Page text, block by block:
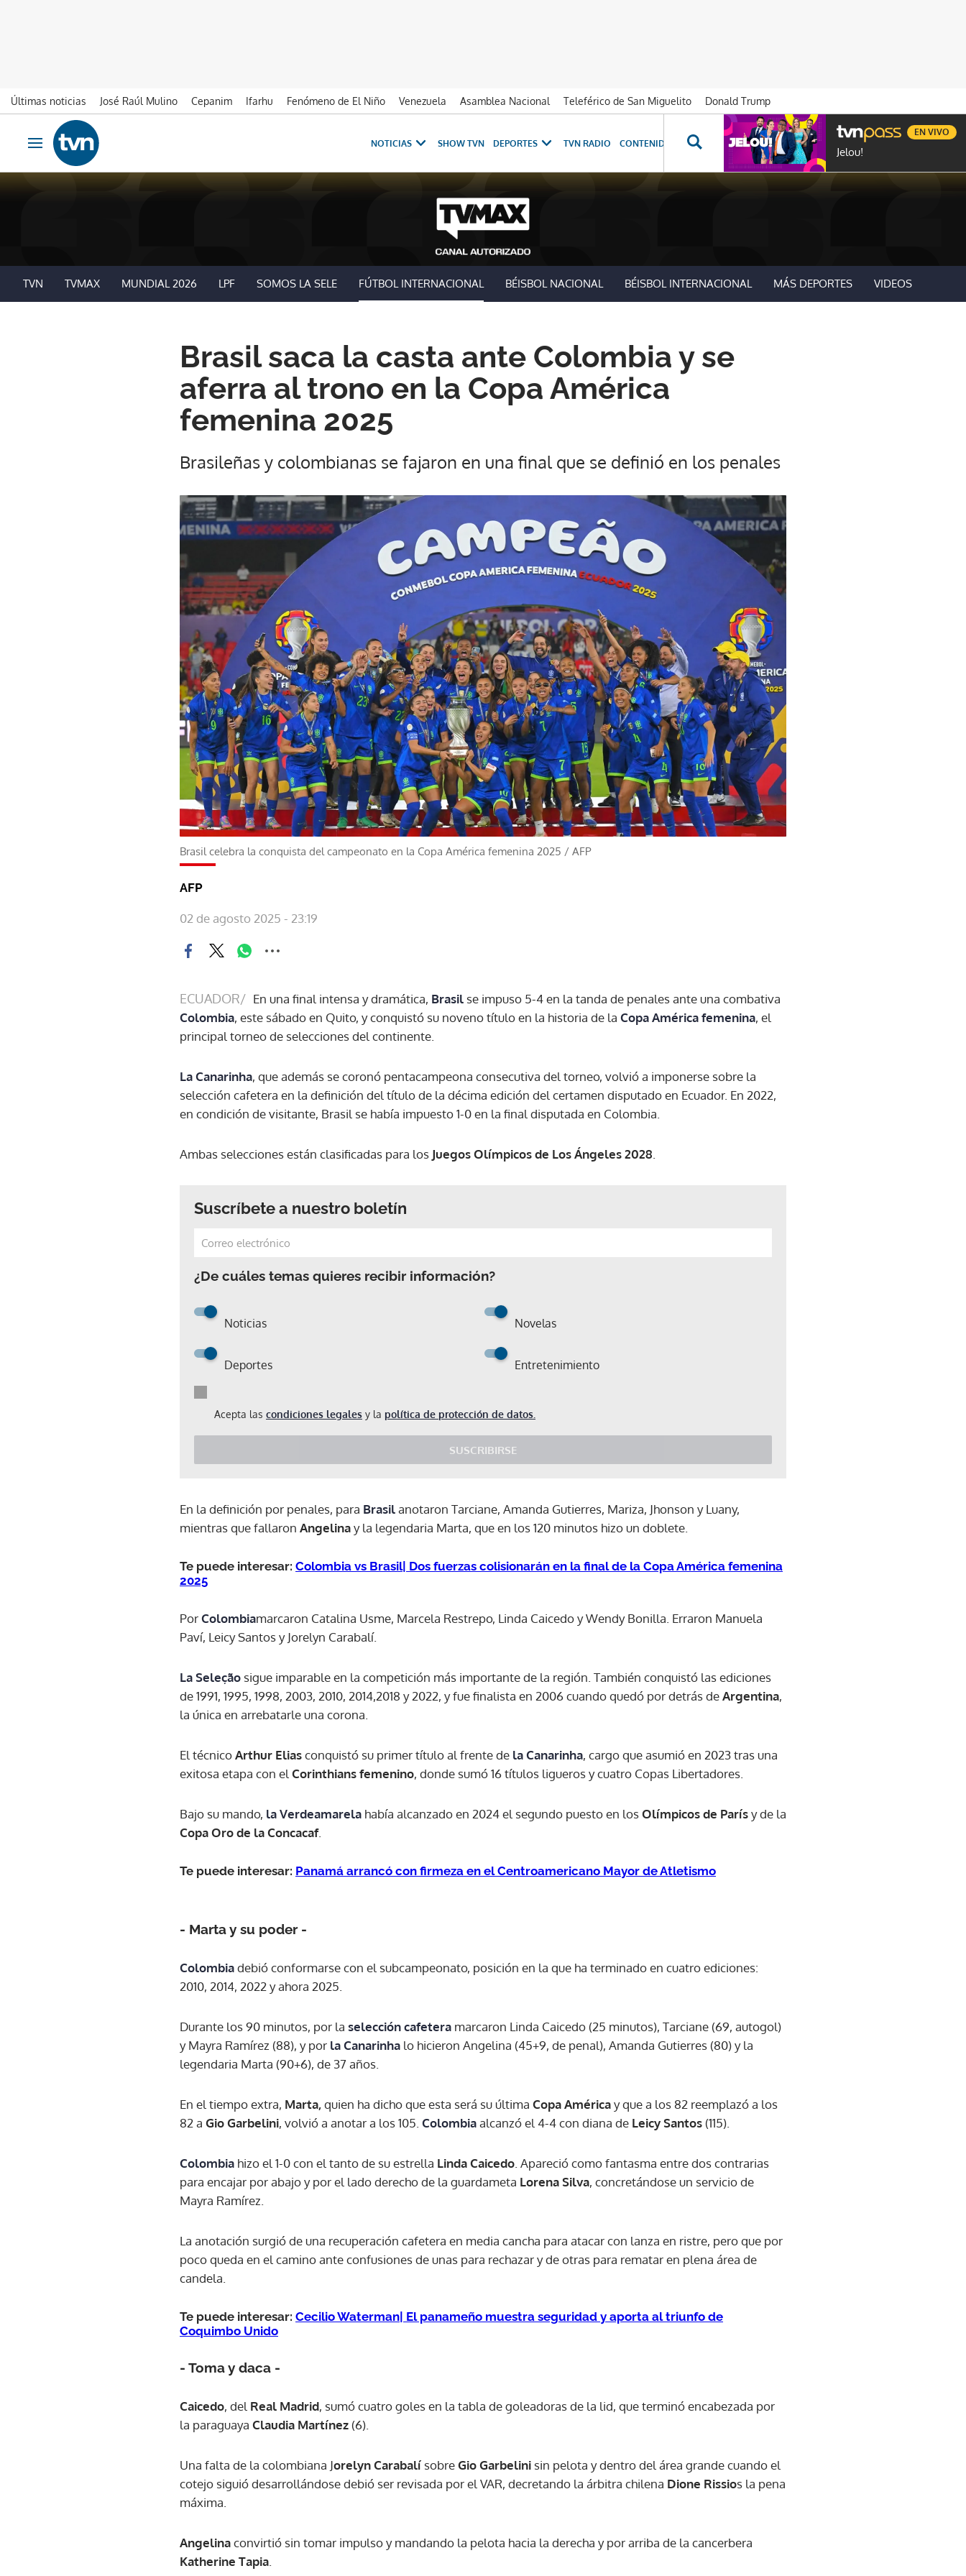
Últimas noticias José Raúl Mulino Cepanim Ifarhu Fenómeno de El Niño Venezuela Asamblea Nacional Teleférico de San Miguelito
Donald Trump
Ir al contenido
Obrir navegació
NOTICIAS SHOW TVN DEPORTES TVN RADIO CONTENIDOS ESPECIALES NOVELAS PROGRAMAS GENTE TVN
Jelou!
EN VIVO
TVN TVMAX MUNDIAL 2026 LPF SOMOS LA SELE FÚTBOL INTERNACIONAL BÉISBOL NACIONAL BÉISBOL INTERNACIONAL MÁS DEPORTES VIDEOS
Brasil saca la casta ante Colombia y se
aferra al trono en la Copa América
femenina 2025
Brasileñas y colombianas se fajaron en una final que se definió en los penales
Brasil celebra la conquista del campeonato en la Copa América femenina 2025 / AFP
AFP
02 de agosto 2025 - 23:19
ECUADOR/ En una final intensa y dramática, Brasil se impuso 5-4 en la tanda de penales ante una combativa
Colombia, este sábado en Quito, y conquistó su noveno título en la historia de la Copa América femenina, el
principal torneo de selecciones del continente.
La Canarinha, que además se coronó pentacampeona consecutiva del torneo, volvió a imponerse sobre la
selección cafetera en la definición del título de la décima edición del certamen disputado en Ecuador. En 2022,
en condición de visitante, Brasil se había impuesto 1-0 en la final disputada en Colombia.
Ambas selecciones están clasificadas para los Juegos Olímpicos de Los Ángeles 2028
Suscríbete a nuestro boletín
¿De cuáles temas quieres recibir información?
Noticias Novelas
Deportes Entretenimiento
Acepta las condiciones legales y la política de protección de datos.
SUSCRIBIRSE
En la definición por penales, para Brasilanotaron Tarciane, Amanda Gutierres, Mariza, Jhonson y Luany,
mientras que fallaron Angelinay la legendaria Marta, que en los 120 minutos hizo un doblete.
Te puede interesar: Colombia vs Brasil| Dos fuerzas colisionarán en la final de la Copa América femenina
2025
PorColombiamarcaron Catalina Usme, Marcela Restrepo, Linda Caicedo y Wendy Bonilla. Erraron Manuela
Paví, Leicy Santos y Jorelyn Carabalí.
La Seleção sigue imparable en la competición más importante de la región. También conquistó las ediciones
de 1991, 1995, 1998, 2003, 2010, 2014,2018 y 2022, y fue finalista en 2006 cuando quedó por detrás deArgentina,
la única en arrebatarle una corona.
El técnicoArthur Eliasconquistó su primer título al frente de la Canarinha, cargo que asumió en 2023 tras una
exitosa etapa con el Corinthians femenino, donde sumó 16 títulos ligueros y cuatro Copas Libertadores.
Bajo su mando, la Verdeamarela había alcanzado en 2024 el segundo puesto en losOlímpicos de Parísy de la
Copa Oro de la Concacaf.
Te puede interesar: Panamá arrancó con firmeza en el Centroamericano Mayor de Atletismo
- Marta y su poder -
Colombiadebió conformarse con el subcampeonato, posición en la que ha terminado en cuatro ediciones:
2010, 2014, 2022 y ahora 2025.
Durante los 90 minutos, por la selección cafetera marcaron Linda Caicedo (25 minutos), Tarciane (69, autogol)
y Mayra Ramírez (88), y por la Canarinha lo hicieron Angelina (45+9, de penal), Amanda Gutierres (80) y la
legendaria Marta (90+6), de 37 años.
En el tiempo extra, Marta,quien ha dicho que esta será su última Copa Américay que a los 82 reemplazó a los
82 a Gio Garbelini, volvió a anotar a los 105. Colombiaalcanzó el 4-4 con diana de Leicy Santos (115).
Colombia hizo el 1-0 con el tanto de su estrella Linda Caicedo . Apareció como fantasma entre dos contrarias
para encajar por abajo y por el lado derecho de la guardameta Lorena Silva, concretándose un servicio de
Mayra Ramírez.
La anotación surgió de una recuperación cafetera en media cancha para atacar con lanza en ristre, pero que por
poco queda en el camino ante confusiones de unas para rechazar y de otras para rematar en plena área de
candela.
Te puede interesar: Cecilio Waterman| El panameño muestra seguridad y aporta al triunfo de
Coquimbo Unido
- Toma y daca -
Caicedo, del Real Madrid, sumó cuatro goles en la tabla de goleadoras de la lid, que terminó encabezada por
la paraguaya Claudia Martínez (6).
Una falta de la colombiana Jorelyn Carabalí sobreGio Garbelini sin pelota y dentro del área grande cuando el
cotejo siguió desarrollándose debió ser revisada por el VAR, decretando la árbitra chilena Dione Rissios la pena
máxima.
Angelinaconvirtió sin tomar impulso y mandando la pelota hacia la derecha y por arriba de la cancerbera
Katherine Tapia